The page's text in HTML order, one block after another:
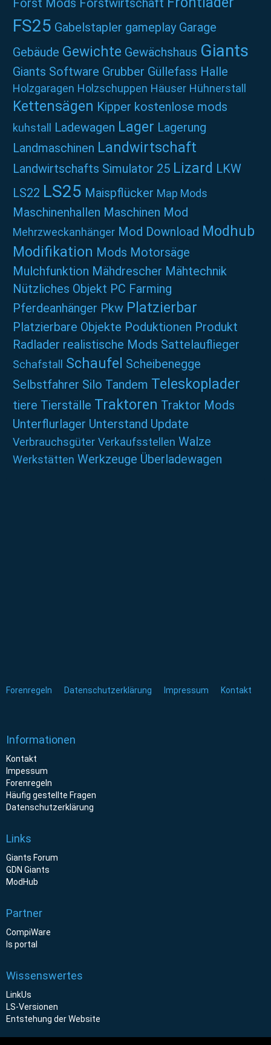
Forst Mods Forstwirtschaft
FS25 Gabelstapler gameplay Garage
Gebäude Gewichte Gewächshaus Giants
Giants Software Grubber Güllefass Halle
Holzgaragen Holzschuppen Häuser Hühnerstall
Kettensägen Kipper kostenlose mods
kuhstall Ladewagen Lager Lagerung
Landmaschinen Landwirtschaft
Landwirtschafts Simulator 25 Lizard LKW
LS22 LS25 Maispflücker Map Mods
Maschinenhallen Maschinen Mod
Mehrzweckanhänger Mod Download Modhub
Modifikation Mods Motorsäge
Mulchfunktion Mähdrescher Mähtechnik
Nützliches Objekt PC Farming
Pferdeanhänger Pkw Platzierbar
Platzierbare Objekte Poduktionen Produkt
Radlader realistische Mods Sattelauflieger
Schafstall Schaufel Scheibenegge
Selbstfahrer Silo Tandem Teleskoplader
tiere Tierställe Traktoren Traktor Mods
Unterflurlager Unterstand Update
Verbrauchsgüter Verkaufsstellen Walze
Werkstätten Werkzeuge Überladewagen
Forenregeln Datenschutzerklärung Impressum Kontakt
Informationen
Kontakt
Impessum
Forenregeln
Häufig gestellte Fragen
Datenschutzerklärung
Links
Giants Forum
GDN Giants
ModHub
Partner
CompiWare
ls portal
Wissenswertes
LinkUs
LS-Versionen
Entstehung der Website